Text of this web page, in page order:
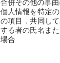
合併その他の事
個人情報を特定
の項目，共同し
する者の氏名ま
場合